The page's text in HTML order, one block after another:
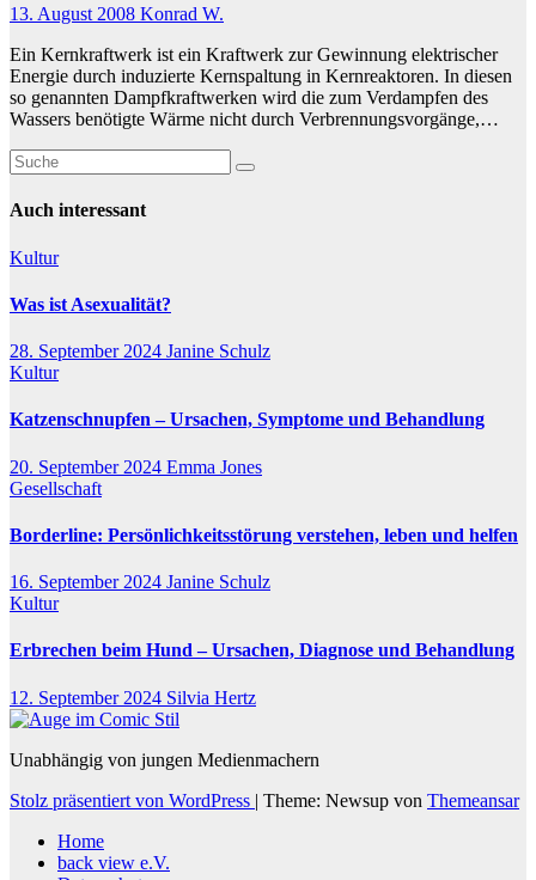
13. August 2008 Konrad W.
Ein Kernkraftwerk ist ein Kraftwerk zur Gewinnung elektrischer
Energie durch induzierte Kernspaltung in Kernreaktoren. In diesen
so genannten Dampfkraftwerken wird die zum Verdampfen des
Wassers benötigte Wärme nicht durch Verbrennungsvorgänge,…
Auch interessant
Kultur
Was ist Asexualität?
28. September 2024 Janine Schulz
Kultur
Katzenschnupfen – Ursachen, Symptome und Behandlung
20. September 2024 Emma Jones
Gesellschaft
Borderline: Persönlichkeitsstörung verstehen, leben und helfen
16. September 2024 Janine Schulz
Kultur
Erbrechen beim Hund – Ursachen, Diagnose und Behandlung
12. September 2024 Silvia Hertz
Unabhängig von jungen Medienmachern
Stolz präsentiert von WordPress | Theme: Newsup von Themeansar
Home
back view e.V.